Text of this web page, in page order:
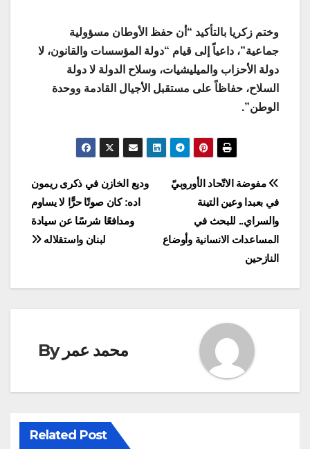
وختم زكريا بالتأكيد “أن حفظ الأوطان مسؤولية
جماعية”، داعياً إلى قيام “دولة المؤسسات والقانون، لا
دولة الأحزاب والميليشيات، وسلاح الدولة لا دولة
السلاح، حفاظاً على مستقبل الأجيال القادمة ووحدة
الوطن”.
Post
navigation
وديع الخازن في ذكرى ريمون
اده: كان صوتًا حرًّا لا يساوم
ومدافعًا شرسًا عن سيادة
لبنان واستقلاله
مفوضة الاتّحاد الأوروبيّ
في بعبدا وعين التينة
والسراي.. للبحث في
المساعدات الانسانية وأوضاع
النازحين
By محمد عمر
Related Post